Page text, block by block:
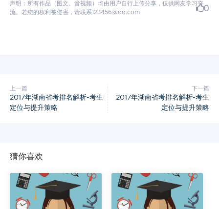
声明：所有作品（图文、音视频）均由用户自行上传分享，仅供网友学习交
流。若您的权利被侵害，请联系123456@qq.com
0
上一篇
2017年湖南省考排名解析-考生
定位与提升策略
下一篇
2017年湖南省考排名解析-考生
定位与提升策略
猜你喜欢